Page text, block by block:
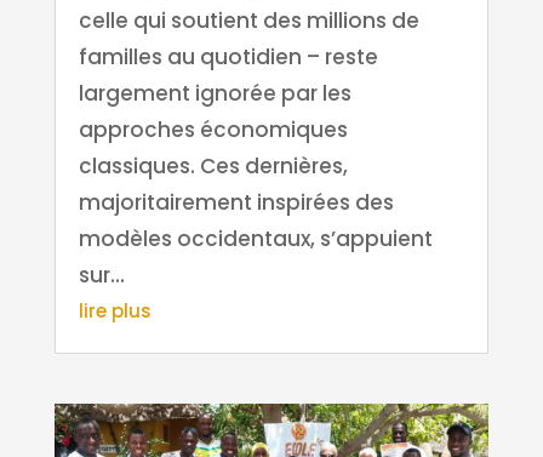
celle qui soutient des millions de
familles au quotidien – reste
largement ignorée par les
approches économiques
classiques. Ces dernières,
majoritairement inspirées des
modèles occidentaux, s’appuient
sur...
lire plus